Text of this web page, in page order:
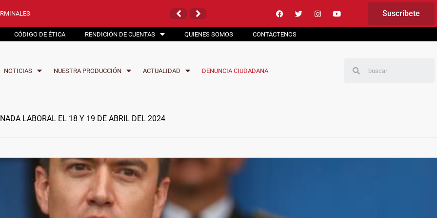
QUININDÉ
DOMINGO
QUININDÉ
DOMINGO Suscríbete
CÓDIGO DE ÉTICA RENDICIÓN DE CUENTAS QUIENES SOMOS CONTÁCTENOS
NOTICIAS NUESTRA PRODUCCIÓN ACTUALIDAD DENUNCIA CIUDADANA
LABORAL EL 18 Y 19 DE ABRIL DEL 2024